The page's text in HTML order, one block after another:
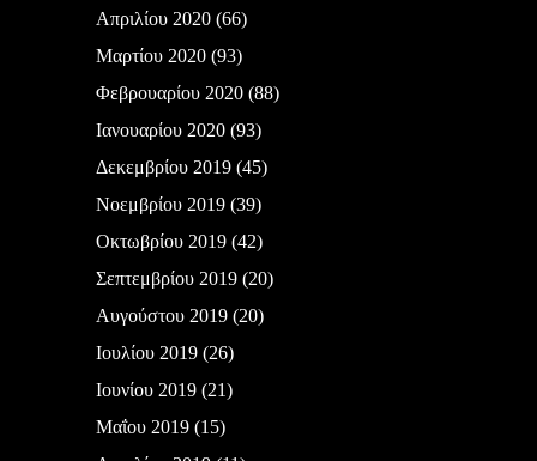
Απριλίου 2020(66)
Μαρτίου 2020(93)
Φεβρουαρίου 2020(88)
Ιανουαρίου 2020(93)
Δεκεμβρίου 2019(45)
Νοεμβρίου 2019(39)
Οκτωβρίου 2019(42)
Σεπτεμβρίου 2019(20)
Αυγούστου 2019(20)
Ιουλίου 2019(26)
Ιουνίου 2019(21)
Μαΐου 2019(15)